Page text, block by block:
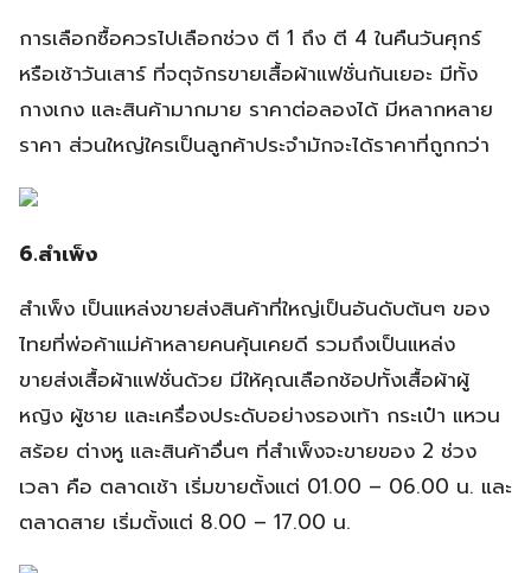
การเลือกซื้อควรไปเลือกช่วง ตี 1 ถึง ตี 4 ในคืนวันศุกร์
หรือเช้าวันเสาร์ ที่จตุจักรขายเสื้อผ้าแฟชั่นกันเยอะ มีทั้ง
กางเกง และสินค้ามากมาย ราคาต่อลองได้ มีหลากหลาย
ราคา ส่วนใหญ่ใครเป็นลูกค้าประจำมักจะได้ราคาที่ถูกกว่า
6.สำเพ็ง
สำเพ็ง เป็นแหล่งขายส่งสินค้าที่ใหญ่เป็นอันดับต้นๆ ของ
ไทยที่พ่อค้าแม่ค้าหลายคนคุ้นเคยดี รวมถึงเป็นแหล่ง
ขายส่งเสื้อผ้าแฟชั่นด้วย มีให้คุณเลือกช้อปทั้งเสื้อผ้าผู้
หญิง ผู้ชาย และเครื่องประดับอย่างรองเท้า กระเป๋า แหวน
สร้อย ต่างหู และสินค้าอื่นๆ ที่สำเพ็งจะขายของ 2 ช่วง
เวลา คือ ตลาดเช้า เริ่มขายตั้งแต่ 01.00 – 06.00 น. และ
ตลาดสาย เริ่มตั้งแต่ 8.00 – 17.00 น.